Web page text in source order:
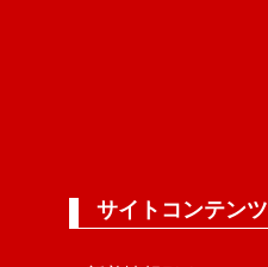
サイトコンテンツ